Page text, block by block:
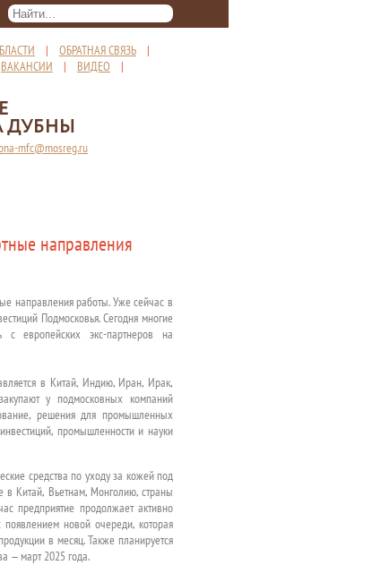
| ОБРАТНАЯ СВЯЗЬ |
ВАКАНСИИ | ВИДЕО |
ДУБНЫ
mfc@mosreg.ru
направления
направления работы. Уже сейчас в
Подмосковья. Сегодня многие
с европейских экс-партнеров на
в Китай, Индию, Иран, Ирак,
у подмосковных компаний
решения для промышленных
промышленности и науки
средства по уходу за кожей под
Китай, Вьетнам, Монголию, страны
предприятие продолжает активно
новой очереди, которая
в месяц. Также планируется
— март 2025 года.